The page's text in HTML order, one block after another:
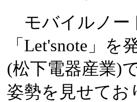
モバイルノー
「Let'snote」
(松下電器産業)
姿勢を見せてお